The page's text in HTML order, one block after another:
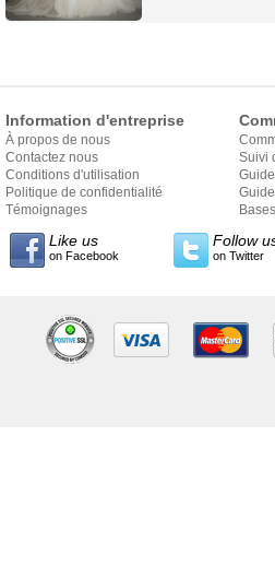
Information d'entreprise
À propos de nous
Contactez nous
Conditions d'utilisation
Politique de confidentialité
Témoignages
Suivi
style
Like us
on Facebook
Follow
on Twitter